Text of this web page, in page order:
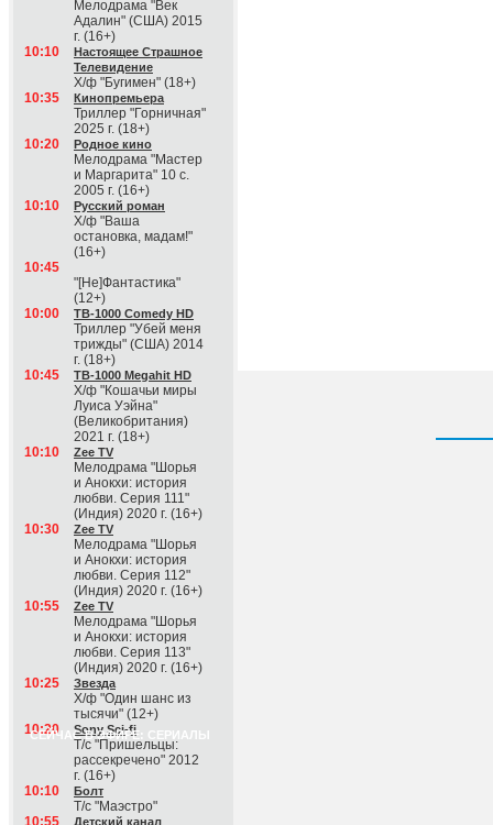
Мелодрама "Век
Адалин" (США) 2015
г. (16+)
10:10
Настоящее Страшное
Телевидение
Х/ф "Бугимен" (18+)
10:35
Кинопремьера
Триллер "Горничная"
2025 г. (18+)
10:20
Родное кино
Мелодрама "Мастер
и Маргарита" 10 с.
2005 г. (16+)
10:10
Русский роман
Х/ф "Ваша
остановка, мадам!"
(16+)
10:45
"[Не]Фантастика"
(12+)
10:00
ТВ-1000 Comedy HD
Триллер "Убей меня
трижды" (США) 2014
г. (18+)
10:45
ТВ-1000 Megahit HD
Х/ф "Кошачьи миры
Луиса Уэйна"
(Великобритания)
2021 г. (18+)
10:10
Zee TV
Мелодрама "Шорья
и Анокхи: история
любви. Серия 111"
(Индия) 2020 г. (16+)
10:30
Zee TV
Мелодрама "Шорья
и Анокхи: история
любви. Серия 112"
(Индия) 2020 г. (16+)
10:55
Zee TV
Мелодрама "Шорья
и Анокхи: история
любви. Серия 113"
(Индия) 2020 г. (16+)
10:25
Звезда
Х/ф "Один шанс из
тысячи" (12+)
СЕЙЧАС В ЭФИРЕ: СЕРИАЛЫ
10:20 Sony Sci-fi
Т/с "Пришельцы:
рассекречено" 2012
г. (16+)
10:10
Болт
Т/с "Маэстро"
10:55
Детский канал